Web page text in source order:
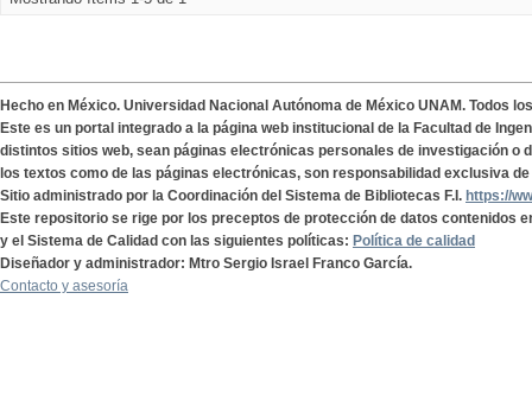
Hecho en México. Universidad Nacional Autónoma de México UNAM. Todos
Este es un portal integrado a la página web institucional de la Facultad de
distintos sitios web, sean páginas electrónicas personales de investigación o
los textos como de las páginas electrónicas, son responsabilidad exclusiva
Sitio administrado por la Coordinación del Sistema de Bibliotecas F.I. https://
Este repositorio se rige por los preceptos de protección de datos contenidos
y el Sistema de Calidad con las siguientes políticas: Política de calidad
Diseñador y administrador: Mtro Sergio Israel Franco García.
Contacto y asesoría